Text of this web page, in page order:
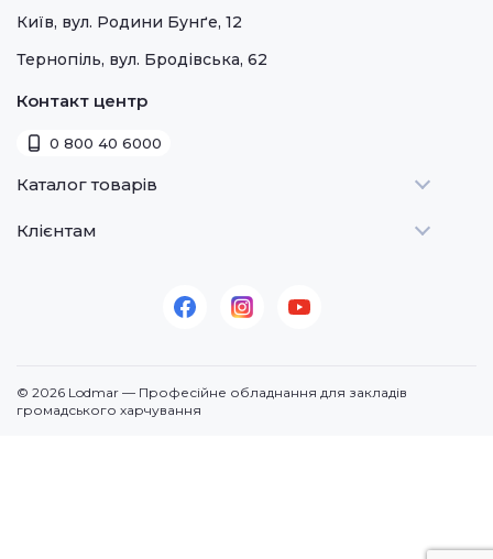
Київ, вул. Родини Бунґе, 12
Тернопіль, вул. Бродівська, 62
Контакт центр
0 800 40 6000
Каталог товарів
Теплове
Кавове
Клієнтам
© 2026 Lodmar — Професійне обладнання для закладів
громадського харчування